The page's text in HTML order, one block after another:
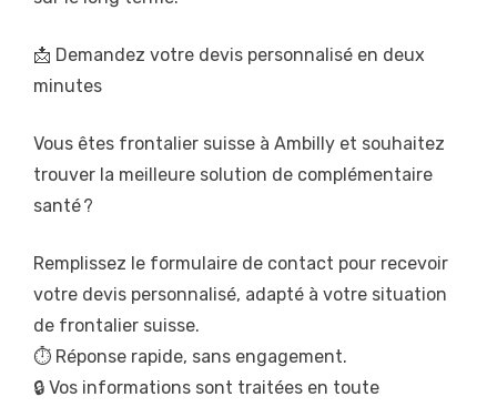
📩 Demandez votre devis personnalisé en deux
minutes
Vous êtes frontalier suisse à Ambilly et souhaitez
trouver la meilleure solution de complémentaire
santé ?
Remplissez le formulaire de contact pour recevoir
votre devis personnalisé, adapté à votre situation
de frontalier suisse.
⏱️ Réponse rapide, sans engagement.
🔒 Vos informations sont traitées en toute